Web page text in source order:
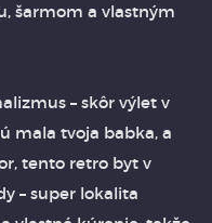
šarmom a vlastným
– skôr výlet v
mala tvoja babka, a
tento retro byt v
– super lokalita